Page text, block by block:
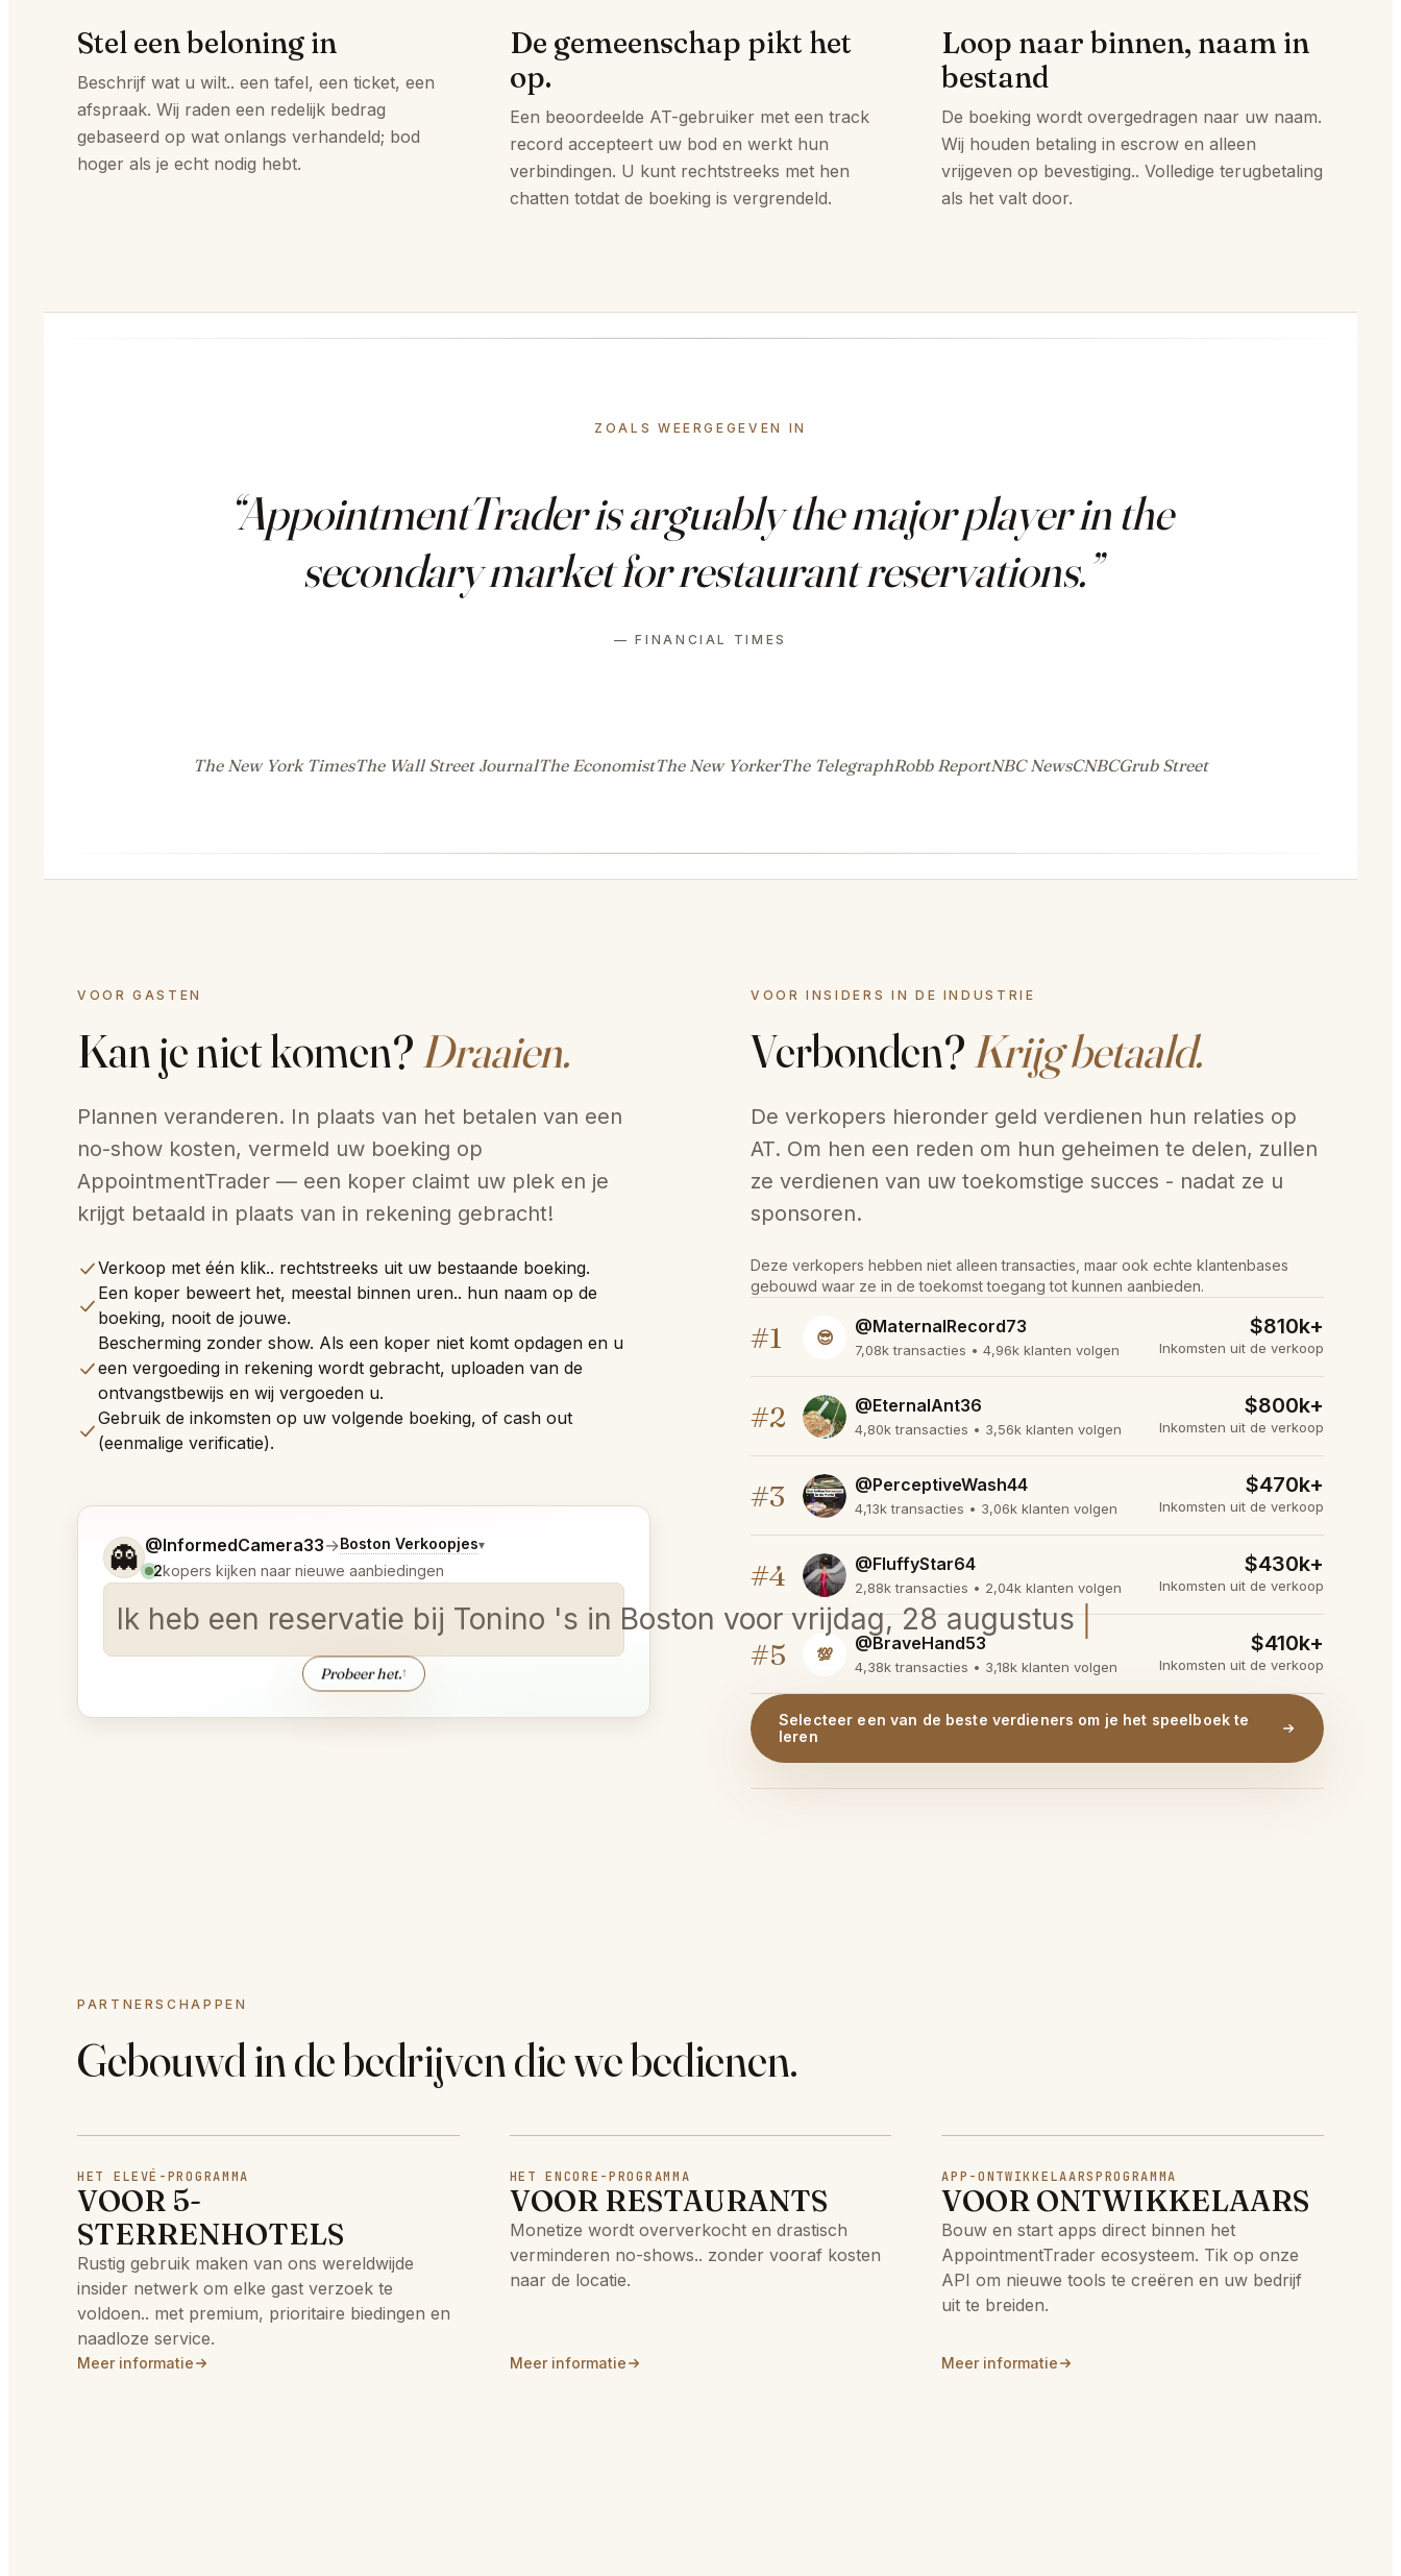
Stel een beloning in
Beschrijf wat u wilt.. een tafel, een ticket, een
afspraak. Wij raden een redelijk bedrag
gebaseerd op wat onlangs verhandeld; bod
hoger als je echt nodig hebt.
De gemeenschap pikt het
op.
Een beoordeelde AT-gebruiker met een track
record accepteert uw bod en werkt hun
verbindingen. U kunt rechtstreeks met hen
chatten totdat de boeking is vergrendeld.
Loop naar binnen, naam in
bestand
De boeking wordt overgedragen naar uw naam.
Wij houden betaling in escrow en alleen
vrijgeven op bevestiging.. Volledige terugbetaling
als het valt door.
ZOALS WEERGEGEVEN IN
“AppointmentTrader is arguably the major player in the
secondary market for restaurant reservations.”
— FINANCIAL TIMES
The New York TimesThe Wall Street JournalThe EconomistThe New YorkerThe TelegraphRobb ReportNBC NewsCNBCGrub Street
VOOR GASTEN
Kan je niet komen?Draaien.
Plannen veranderen. In plaats van het betalen van een
no-show kosten, vermeld uw boeking op
AppointmentTrader — een koper claimt uw plek en je
krijgt betaald in plaats van in rekening gebracht!
Verkoop met één klik.. rechtstreeks uit uw bestaande boeking.
Een koper beweert het, meestal binnen uren.. hun naam op de
boeking, nooit de jouwe.
Bescherming zonder show. Als een koper niet komt opdagen en u
een vergoeding in rekening wordt gebracht, uploaden van de
ontvangstbewijs en wij vergoeden u.
Gebruik de inkomsten op uw volgende boeking, of cash out
(eenmalige verificatie).
👻 @InformedCamera33→Boston Verkoopjes▾
2kopers kijken naar nieuwe aanbiedingen
Ik heb een reservatie bij Tonino 's in Boston voor vrijdag, 28 augustus│
Probeer het.↑
Vertel me wat je wilt.
VOOR INSIDERS IN DE INDUSTRIE
Verbonden?Krijg betaald.
De verkopers hieronder geld verdienen hun relaties op
AT. Om hen een reden om hun geheimen te delen, zullen
ze verdienen van uw toekomstige succes - nadat ze u
sponsoren.
Deze verkopers hebben niet alleen transacties, maar ook echte klantenbases
gebouwd waar ze in de toekomst toegang tot kunnen aanbieden.
#1 😎
@MaternalRecord73
7,08k transacties • 4,96k klanten volgen
$810k+
Inkomsten uit de verkoop
#2 @EternalAnt36
4,80k transacties • 3,56k klanten volgen
$800k+
Inkomsten uit de verkoop
#3 @PerceptiveWash44
4,13k transacties • 3,06k klanten volgen
$470k+
Inkomsten uit de verkoop
#4 @FluffyStar64
2,88k transacties • 2,04k klanten volgen
$430k+
Inkomsten uit de verkoop
#5 💯
@BraveHand53
4,38k transacties • 3,18k klanten volgen
$410k+
Inkomsten uit de verkoop
Selecteer een van de beste verdieners om je het speelboek te
leren
PARTNERSCHAPPEN
Gebouwd in de bedrijven die we bedienen.
HET ELEVÉ-PROGRAMMA
VOOR 5-
STERRENHOTELS
Rustig gebruik maken van ons wereldwijde
insider netwerk om elke gast verzoek te
voldoen.. met premium, prioritaire biedingen en
naadloze service.
Meer informatie
HET ENCORE-PROGRAMMA
VOOR RESTAURANTS
Monetize wordt oververkocht en drastisch
verminderen no-shows.. zonder vooraf kosten
naar de locatie.
Meer informatie
APP-ONTWIKKELAARSPROGRAMMA
VOOR ONTWIKKELAARS
Bouw en start apps direct binnen het
AppointmentTrader ecosysteem. Tik op onze
API om nieuwe tools te creëren en uw bedrijf
uit te breiden.
Meer informatie